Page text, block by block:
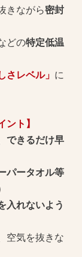
きながら密封
どの特定低温
さレベル」 に
ント】
できるだけ早
パータオル等
入れないよう
空気を抜きな